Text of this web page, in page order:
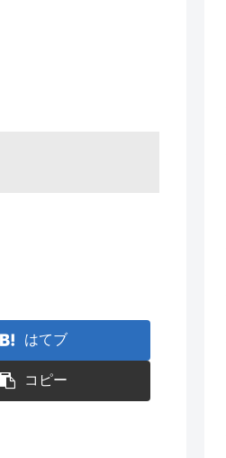
はてブ
コピー